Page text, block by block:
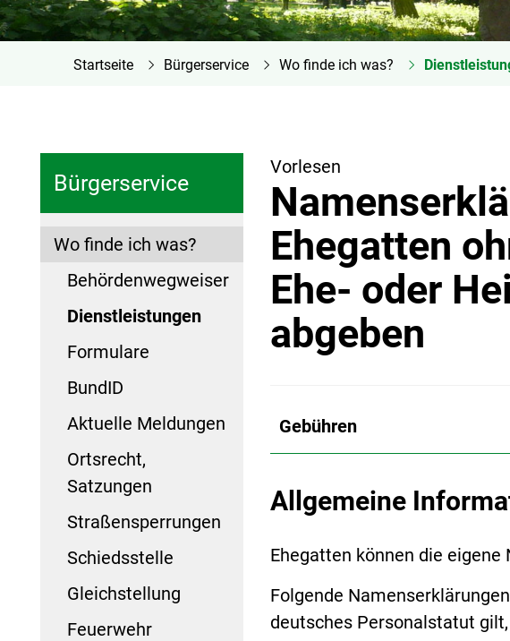
Startseite Bürgerservice Wo finde ich was?
Bürgerservice
Wo finde ich was?
Behördenwegweiser
Dienstleistungen
Formulare
BundID
Aktuelle Meldungen
Ortsrecht,
Satzungen
Straßensperrungen
Schiedsstelle
Gleichstellung
Feuerwehr
Vorlesen
Ehegatten
Ehe- oder
abgeben
Gebühren
Allgemeine
Ehegatten können die
Folgende
deutsches Personalstatut